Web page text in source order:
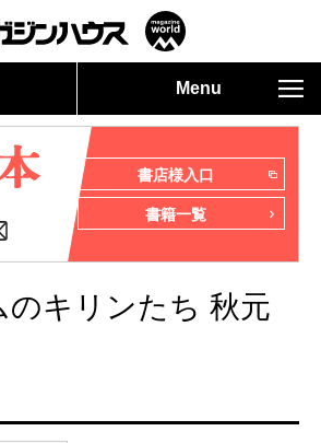
Menu
書店様入口
書籍一覧
のキリンたち 秋元